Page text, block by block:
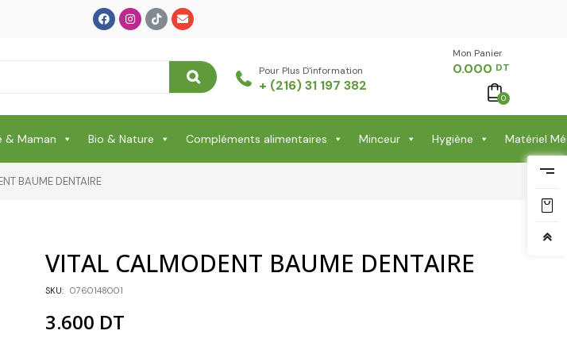
Pour Plus D'information
+ (216) 31 197 382
Mon Panier -
0.000 DT
0
& Maman Bio & Nature Compléments alimentaires Minceur Hygiène Matériel
BAUME DENTAIRE
VITAL CALMODENT BAUME DENTAIRE
SKU: 0760148001
3.600 DT
Shampooing